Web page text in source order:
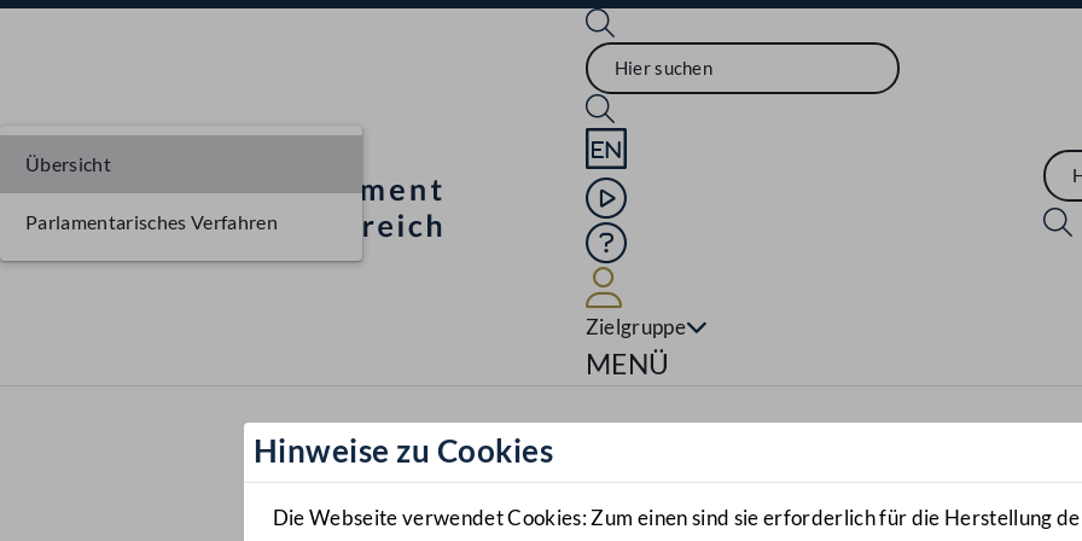
Sprache English
Mediathek
Hilfe
Zielgruppe
Navigationsmenü öffnen
MENÜ
Hinweise zu Cookies
Die Webseite verwendet Cookies: Zum einen sind sie erforderlich für die Herstellung
Übersicht
Parlamentarisches Verfahren